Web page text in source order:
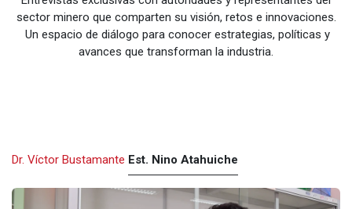
sector minero que comparten su visión, retos e innovaciones.
Un espacio de diálogo para conocer estrategias, políticas y
avances que transforman la industria.
Dr. Víctor Bustamante Est. Nino Atahuiche